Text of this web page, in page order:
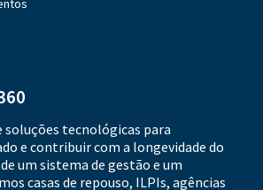
soluções tecnológicas para
e contribuir com a longevidade do
um sistema de gestão e um
casas de repouso, ILPIs, agências